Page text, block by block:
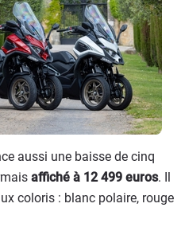
aussi une baisse de cinq
affiché à 12 499 euros. Il
coloris : blanc polaire, rouge